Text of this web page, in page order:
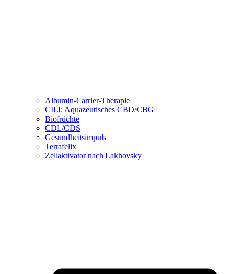
Albumin-Carrier-Therapie
CILI: Aquazeutisches CBD/CBG
Biofrüchte
CDL/CDS
Gesundheitsimpuls
Terrafelix
Zellaktivator nach Lakhovsky